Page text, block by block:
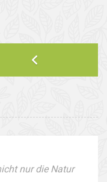
nur die Natur